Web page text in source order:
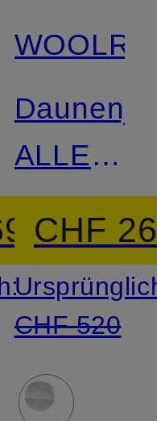
ALLEN
im
CHF
CHF 520